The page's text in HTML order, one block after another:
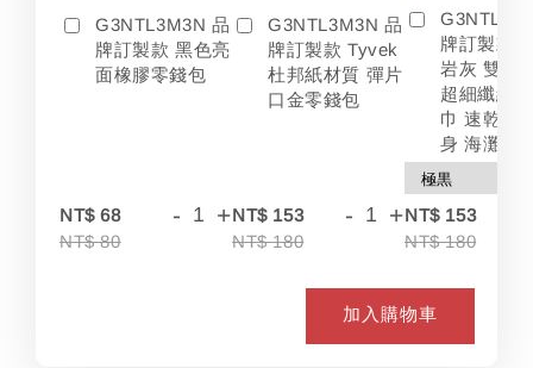
G3NTL3M3N 品
牌訂製款 黑色亮
面橡膠零錢包
NT$ 68
NT$ 80
- +
G3NTL3M3N 品
牌訂製款 Tyvek
杜邦紙材質 彈片
口金零錢包
NT$ 153
NT$ 180
- +
牌訂製款
岩灰 雙色
超細纖維
巾 速乾 吸
身 海灘
NT$ 153
NT$ 180
加入購物車